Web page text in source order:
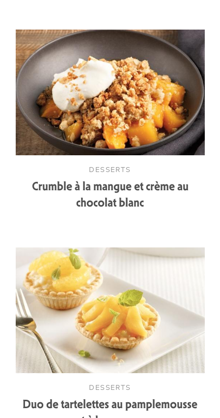
DESSERTS
Crumble à la mangue et crème au
chocolat blanc
DESSERTS
Duo de tartelettes au pamplemousse